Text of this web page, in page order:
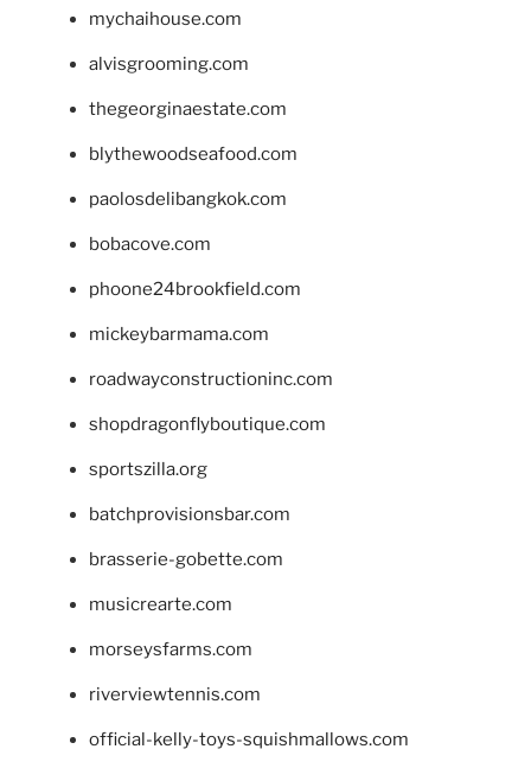
mychaihouse.com
alvisgrooming.com
thegeorginaestate.com
blythewoodseafood.com
paolosdelibangkok.com
bobacove.com
phoone24brookfield.com
mickeybarmama.com
roadwayconstructioninc.com
shopdragonflyboutique.com
sportszilla.org
batchprovisionsbar.com
brasserie-gobette.com
musicrearte.com
morseysfarms.com
riverviewtennis.com
official-kelly-toys-squishmallows.com